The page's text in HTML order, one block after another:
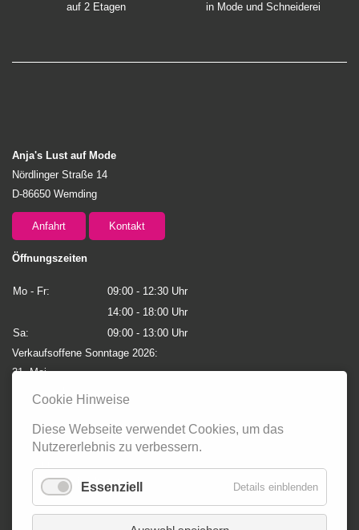
auf 2 Etagen
in Mode und Schneiderei
Anja's Lust auf Mode
Nördlinger Straße 14
D-86650 Wemding
Anfahrt Kontakt
Öffnungszeiten
Mo - Fr:
09:00 - 12:30 Uhr
14:00 - 18:00 Uhr
Sa:
09:00 - 13:00 Uhr
Verkaufsoffene Sonntage 2026:
31. Mai
08. November
phone09092 5999
info@anjas-lustaufmode.de
Cookie Hinweise
Diese Webseite verwendet Cookies, um das
Nutzererlebnis zu verbessern.
Essenziell Details einblenden